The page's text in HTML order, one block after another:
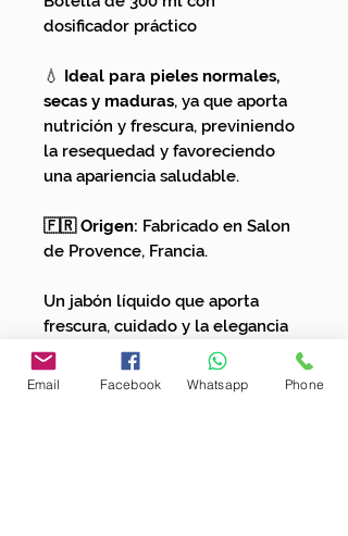
dosificador práctico
💧 Ideal para pieles normales,
secas y maduras, ya que aporta
nutrición y frescura, previniendo
la resequedad y favoreciendo
una apariencia saludable.
🇫🇷 Origen: Fabricado en Salon
de Provence, Francia.
Un jabón líquido que aporta
frescura, cuidado y la elegancia
atemporal de la rosa en cada uso.
Email Facebook Whatsapp Phone